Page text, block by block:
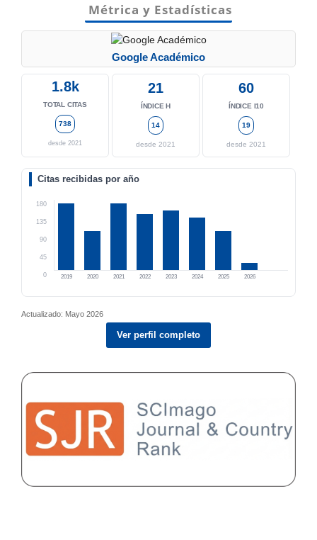
Métrica y Estadísticas
Google Académico
1.8k
TOTAL CITAS
738
desde 2021
21
ÍNDICE H
14
desde 2021
60
ÍNDICE I10
19
desde 2021
Citas recibidas por año
180
135
90
45
0 2019 2020 2021 2022 2023 2024 2025 2026
Actualizado: Mayo 2026
Ver perfil completo